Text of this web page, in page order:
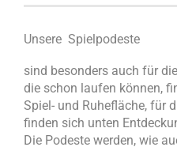
Unsere Spielpodeste
sind besonders auch für
die schon laufen können,
Spiel- und Ruhefläche, für
finden sich unten
Die Podeste werden, wie